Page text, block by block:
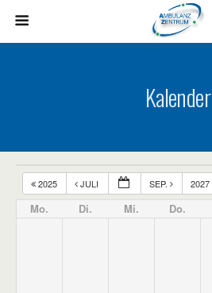
Kalender
2025 JULI SEP. 2027
Mo. Di. Mi. Do.